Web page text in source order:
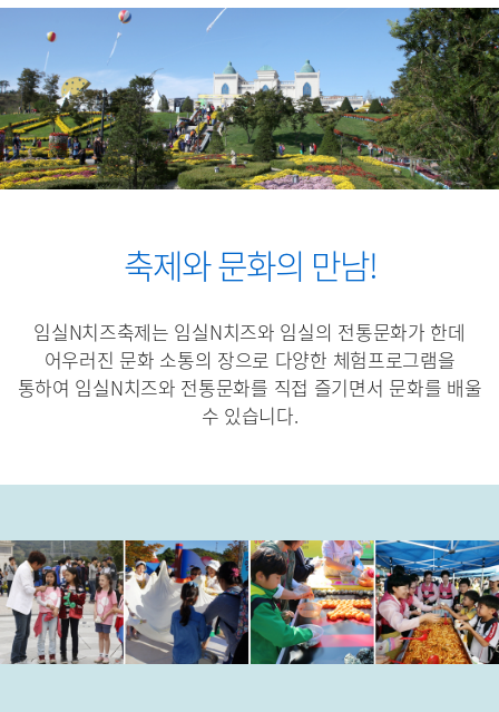
축제와 문화의 만남!
임실N치즈축제는 임실N치즈와 임실의 전통문화가 한데
어우러진 문화 소통의 장으로 다양한 체험프로그램을
통하여 임실N치즈와 전통문화를 직접 즐기면서 문화를 배울
수 있습니다.